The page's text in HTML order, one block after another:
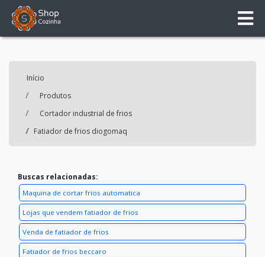
Início
Produtos
Cortador industrial de frios
Fatiador de frios diogomaq
Buscas relacionadas:
Maquina de cortar frios automatica
Lojas que vendem fatiador de frios
Venda de fatiador de frios
Fatiador de frios beccaro